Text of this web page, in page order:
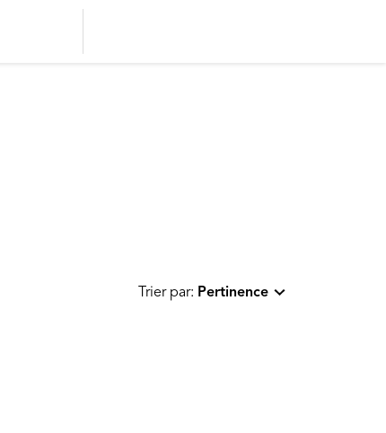
Trier par: Pertinence